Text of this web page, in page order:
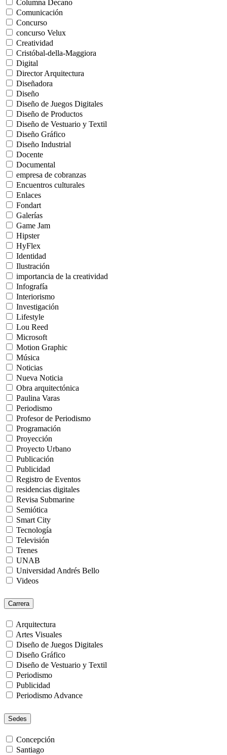
Columna Decano
Comunicación
Concurso
concurso Velux
Creatividad
Cristóbal-della-Maggiora
Digital
Director Arquitectura
Diseñadora
Diseño
Diseño de Juegos Digitales
Diseño de Productos
Diseño de Vestuario y Textil
Diseño Gráfico
Diseño Industrial
Docente
Documental
empresa de cobranzas
Encuentros culturales
Enlaces
Fondart
Galerías
Game Jam
Hipster
HyFlex
Identidad
Ilustración
importancia de la creatividad
Infografía
Interiorismo
Investigación
Lifestyle
Lou Reed
Microsoft
Motion Graphic
Música
Noticias
Nueva Noticia
Obra arquitectónica
Paulina Varas
Periodismo
Profesor de Periodismo
Programación
Proyección
Proyecto Urbano
Publicación
Publicidad
Registro de Eventos
residencias digitales
Revisa Submarine
Semiótica
Smart City
Tecnología
Televisión
Trenes
UNAB
Universidad Andrés Bello
Videos
Carrera
Arquitectura
Artes Visuales
Diseño de Juegos Digitales
Diseño Gráfico
Diseño de Vestuario y Textil
Periodismo
Publicidad
Periodismo Advance
Sedes
Concepción
Santiago